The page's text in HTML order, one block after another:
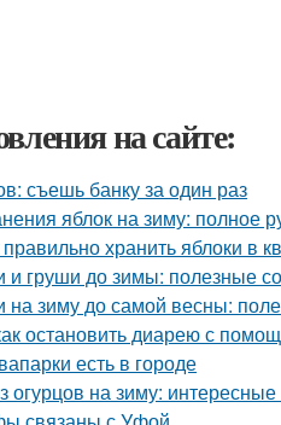
на сайте:
съешь банку за один раз
яблок на зиму: полное
хранить яблоки в
и груши до зимы: полезные
на зиму до самой весны:
остановить диарею с
есть в городе
огурцов на зиму: